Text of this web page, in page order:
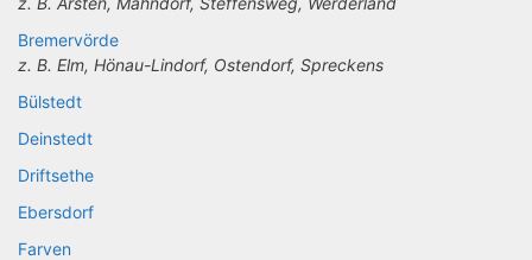
Bremervörde
z. B. Elm, Hönau-Lindorf, Ostendorf, Spreckens
Bülstedt
Deinstedt
Driftsethe
Ebersdorf
Farven